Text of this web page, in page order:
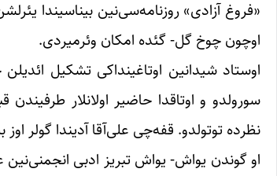
«فروغ آزادی» روزنامه‌سی‌نین بیناسیندا
اوچون چوخ گل- گئده امکان وئرمیردی.
اوستاد شیدانین اوتاغینداکی تشکیل
سورولدو و اوتاقدا حاضیر اولانلار طرفیندن
نظرده توتولدو. قفه‌چی علی‌آقا آدیندا گولر
او گوندن یواش- یواش تبریز ادبی